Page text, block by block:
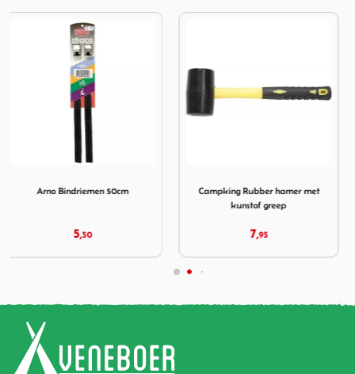
Campking Rubber hamer met
7,95
Afdeknet Medium groen
29,